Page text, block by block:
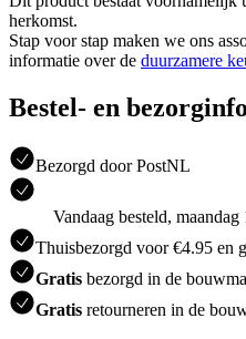
herkomst.
Stap voor stap maken we ons
informatie over de duurzamere
Bestel- en
Bezorgd door PostNL
Vandaag besteld,
Thuisbezorgd voor €4.95 en
Gratis bezorgd in de
Gratis retourneren in de